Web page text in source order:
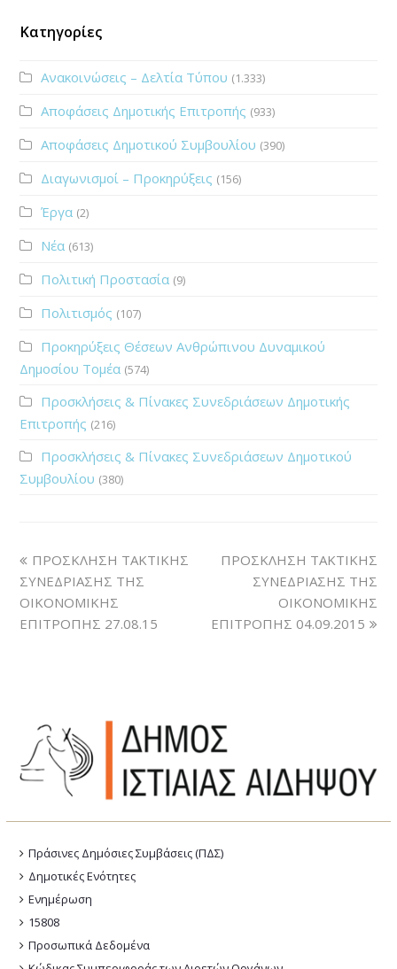
Κατηγορίες
Ανακοινώσεις – Δελτία Τύπου (1.333)
Αποφάσεις Δημοτικής Επιτροπής (933)
Αποφάσεις Δημοτικού Συμβουλίου (390)
Διαγωνισμοί – Προκηρύξεις (156)
Έργα (2)
Νέα (613)
Πολιτική Προστασία (9)
Πολιτισμός (107)
Προκηρύξεις Θέσεων Ανθρώπινου Δυναμικού
Δημοσίου Τομέα (574)
Προσκλήσεις & Πίνακες Συνεδριάσεων Δημοτικής
Επιτροπής (216)
Προσκλήσεις & Πίνακες Συνεδριάσεων Δημοτικού
Συμβουλίου (380)
ΠΡΟΣΚΛΗΣΗ ΤΑΚΤΙΚΗΣ
ΣΥΝΕΔΡΙΑΣΗΣ ΤΗΣ
ΟΙΚΟΝΟΜΙΚΗΣ
ΕΠΙΤΡΟΠΗΣ 27.08.15
ΠΡΟΣΚΛΗΣΗ ΤΑΚΤΙΚΗΣ
ΣΥΝΕΔΡΙΑΣΗΣ ΤΗΣ
ΟΙΚΟΝΟΜΙΚΗΣ
ΕΠΙΤΡΟΠΗΣ 04.09.2015
Πράσινες Δημόσιες Συμβάσεις (ΠΔΣ)
Δημοτικές Ενότητες
Ενημέρωση
15808
Προσωπικά Δεδομένα